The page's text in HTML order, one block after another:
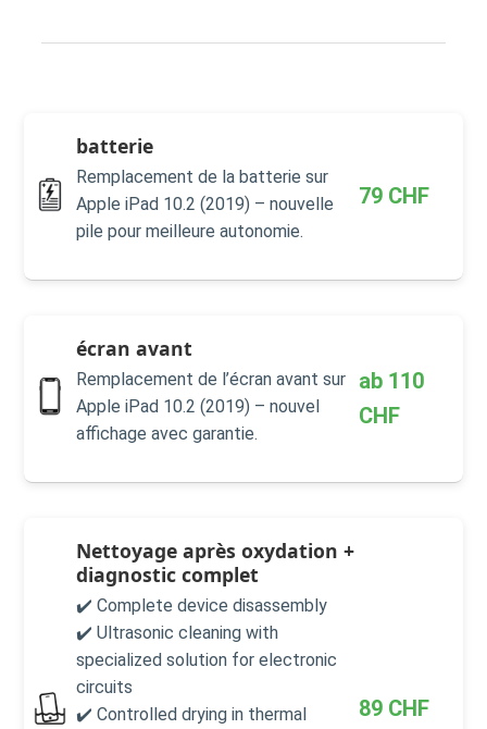
batterie
Remplacement de la batterie sur
Apple iPad 10.2 (2019) – nouvelle
pile pour meilleure autonomie.
79 CHF
écran avant
Remplacement de l’écran avant sur
Apple iPad 10.2 (2019) – nouvel
affichage avec garantie.
ab 110
CHF
Nettoyage après oxydation +
diagnostic complet
✔️ Complete device disassembly
✔️ Ultrasonic cleaning with
specialized solution for electronic
circuits
✔️ Controlled drying in thermal
89 CHF